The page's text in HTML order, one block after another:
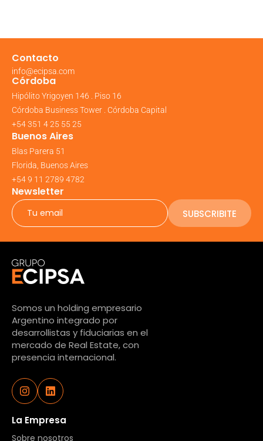
Contacto
info@ecipsa.com
Córdoba
Hipólito Yrigoyen 146 . Piso 16
Córdoba Business Tower . Córdoba Capital
+54 351 4 25 55 25
Buenos Aires
Blas Parera 51
Florida, Buenos Aires
+54 9 11 2789 4782
Newsletter
SUBSCRIBITE
Somos un holding empresario
Argentino integrado por
desarrollistas y fiduciarias en el
mercado de Real Estate, con
presencia internacional.
La Empresa
Sobre nosotros